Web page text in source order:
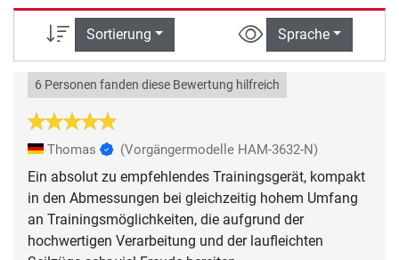
Sortierung Sprache
6 Personen fanden diese Bewertung hilfreich
Thomas (Vorgängermodelle HAM-3632-N)
Ein absolut zu empfehlendes Trainingsgerät, kompakt
in den Abmessungen bei gleichzeitig hohem Umfang
an Trainingsmöglichkeiten, die aufgrund der
hochwertigen Verarbeitung und der laufleichten